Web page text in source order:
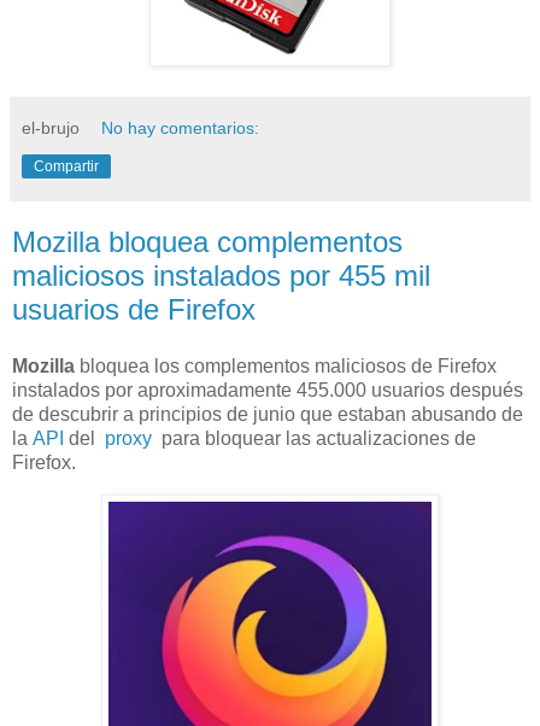
el-brujo No hay comentarios:
Compartir
Mozilla bloquea complementos
maliciosos instalados por 455 mil
usuarios de Firefox
Mozilla bloquea los complementos maliciosos de Firefox
instalados por aproximadamente 455.000 usuarios después
de descubrir a principios de junio que estaban abusando de
la API del proxy para bloquear las actualizaciones de
Firefox.